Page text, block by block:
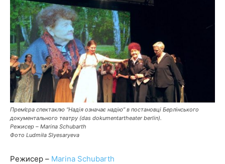
Прем’єра спектаклю “Надія означає надію” в постановці Берлінського
документального театру (das dokumentartheater berlin).
Режисер – Marina Schubarth
Фото Ludmiła Slyesaryeva
Режисер – Marina Schubarth